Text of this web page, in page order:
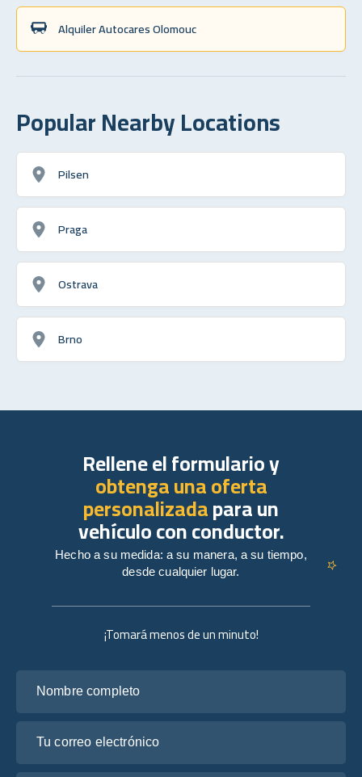
Alquiler Autocares Olomouc
Popular Nearby Locations
Pilsen
Praga
Ostrava
Brno
¡Tomará menos de un minuto!
Rellene el formulario y
obtenga una oferta
personalizadapara un
vehículo con conductor.
Hecho a su medida: a su manera, a su tiempo,
desde cualquier lugar.